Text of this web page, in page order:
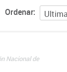
Ordenar
Nacional de